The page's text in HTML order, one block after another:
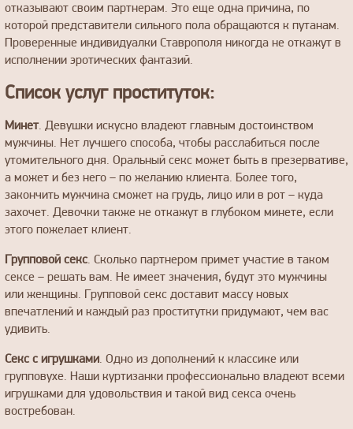
отказывают своим партнерам. Это еще одна причина, по
которой представители сильного пола обращаются к путанам.
Проверенные индивидуалки Ставрополя никогда не откажут в
исполнении эротических фантазий.
Список услуг проституток:
Минет. Девушки искусно владеют главным достоинством
мужчины. Нет лучшего способа, чтобы расслабиться после
утомительного дня. Оральный секс может быть в презервативе,
а может и без него – по желанию клиента. Более того,
закончить мужчина сможет на грудь, лицо или в рот – куда
захочет. Девочки также не откажут в глубоком минете, если
этого пожелает клиент.
Групповой секс. Сколько партнером примет участие в таком
сексе – решать вам. Не имеет значения, будут это мужчины
или женщины. Групповой секс доставит массу новых
впечатлений и каждый раз проститутки придумают, чем вас
удивить.
Секс с игрушками. Одно из дополнений к классике или
групповухе. Наши куртизанки профессионально владеют всеми
игрушками для удовольствия и такой вид секса очень
востребован.